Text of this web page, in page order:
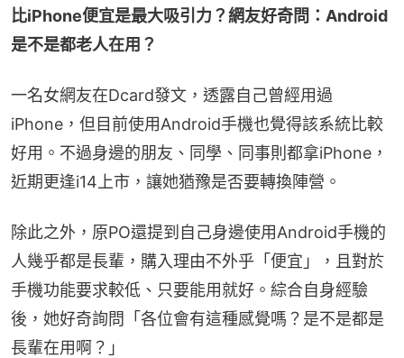
比iPhone便宜是最大吸引力？網友好奇問：Android
是不是都老人在用？
一名女網友在Dcard發文，透露自己曾經用過
iPhone，但目前使用Android手機也覺得該系統比較
好用。不過身邊的朋友、同學、同事則都拿iPhone，
近期更逢i14上市，讓她猶豫是否要轉換陣營。
除此之外，原PO還提到自己身邊使用Android手機的
人幾乎都是長輩，購入理由不外乎「便宜」，且對於
手機功能要求較低、只要能用就好。綜合自身經驗
後，她好奇詢問「各位會有這種感覺嗎？是不是都是
長輩在用啊？」